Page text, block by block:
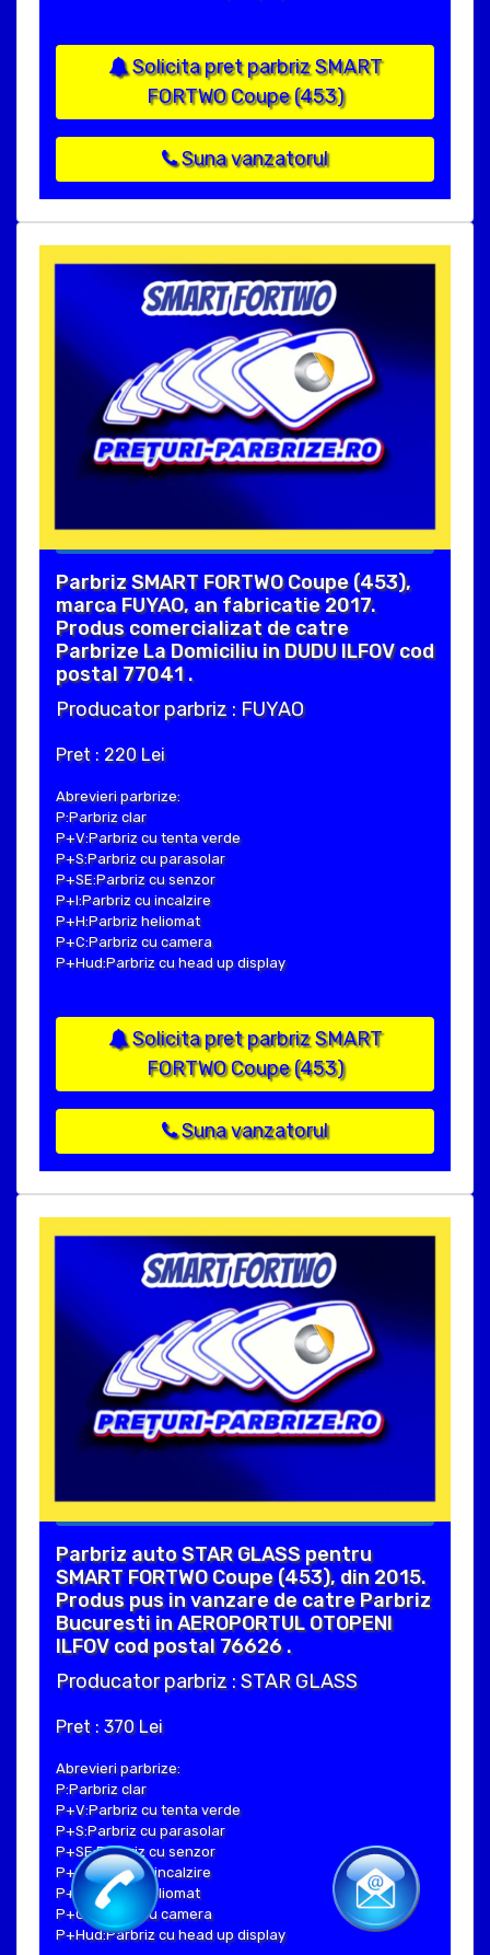
Solicita pret parbriz SMART
FORTWO Coupe (453)
Suna vanzatorul
Parbriz SMART FORTWO Coupe (453),
marca FUYAO, an fabricatie 2017.
Produs comercializat de catre
Parbrize La Domiciliu in DUDU ILFOV cod
postal 77041 .
Producator parbriz : FUYAO
Pret : 220 Lei
Abrevieri parbrize:
P:Parbriz clar
P+V:Parbriz cu tenta verde
P+S:Parbriz cu parasolar
P+SE:Parbriz cu senzor
P+I:Parbriz cu incalzire
P+H:Parbriz heliomat
P+C:Parbriz cu camera
P+Hud:Parbriz cu head up display
Solicita pret parbriz SMART
FORTWO Coupe (453)
Suna vanzatorul
Parbriz auto STAR GLASS pentru
SMART FORTWO Coupe (453), din 2015.
Produs pus in vanzare de catre Parbriz
Bucuresti in AEROPORTUL OTOPENI
ILFOV cod postal 76626 .
Producator parbriz : STAR GLASS
Pret : 370 Lei
Abrevieri parbrize:
P:Parbriz clar
P+V:Parbriz cu tenta verde
P+S:Parbriz cu parasolar
P+SE:Parbriz cu senzor
P+I:Parbriz cu incalzire
P+H:Parbriz heliomat
P+C:Parbriz cu camera
P+Hud:Parbriz cu head up display